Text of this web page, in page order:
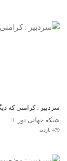
سردبیر : کرامتی که
شبکه جهانی نور
479 بازدید